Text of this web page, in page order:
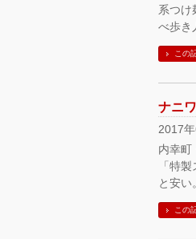
系つけ
べ歩き
この
ナニ
2017
内幸
「特
と安い
この